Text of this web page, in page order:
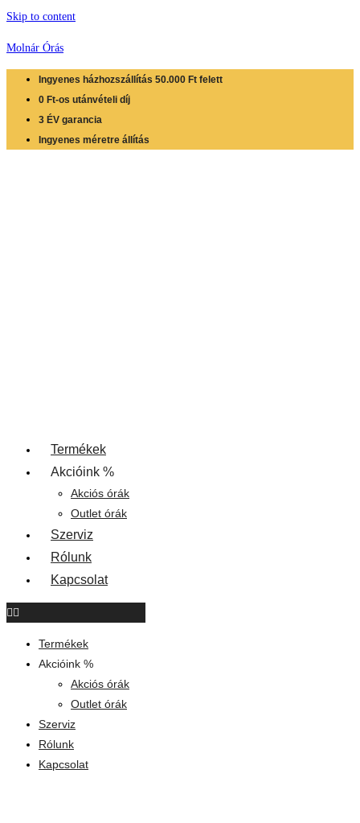
Skip to content
Molnár Órás
Ingyenes házhozszállítás 50.000 Ft felett
0 Ft-os utánvételi díj
3 ÉV garancia
Ingyenes méretre állítás
Termékek
Akcióink %
Akciós órák
Outlet órák
Szerviz
Rólunk
Kapcsolat
Termékek
Akcióink %
Akciós órák
Outlet órák
Szerviz
Rólunk
Kapcsolat